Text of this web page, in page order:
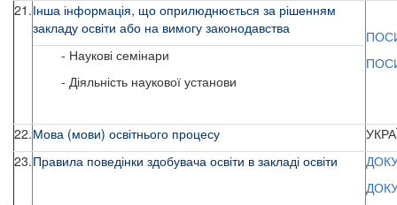
21.Інша інформація, що оприлюднюється за рішенням
закладу освіти або на вимогу законодавства
- Наукові семінари
- Діяльність наукової установи
22.Мова (мови) освітнього процесу
23.Правила поведінки здобувача освіти в закладі освіти